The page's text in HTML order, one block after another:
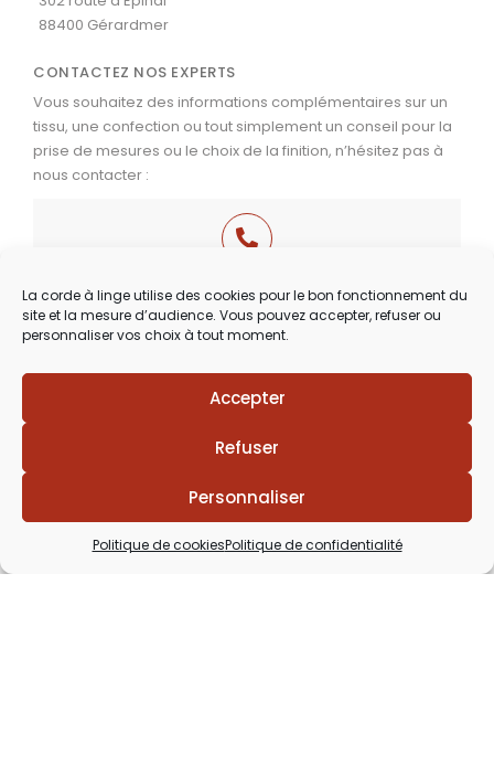
La corde à linge utilise des cookies pour le bon fonctionnement du
site et la mesure d’audience. Vous pouvez accepter, refuser ou
personnaliser vos choix à tout moment.
Accepter
Refuser
Personnaliser
Politique de cookiesPolitique de confidentialité
88400 Gérardmer
CONTACTEZ NOS EXPERTS
Vous souhaitez des informations complémentaires sur un
tissu, une confection ou tout simplement un conseil pour la
prise de mesures ou le choix de la finition, n’hésitez pas à
nous contacter :
03 29 60 49 17
Du Mardi au Samedi